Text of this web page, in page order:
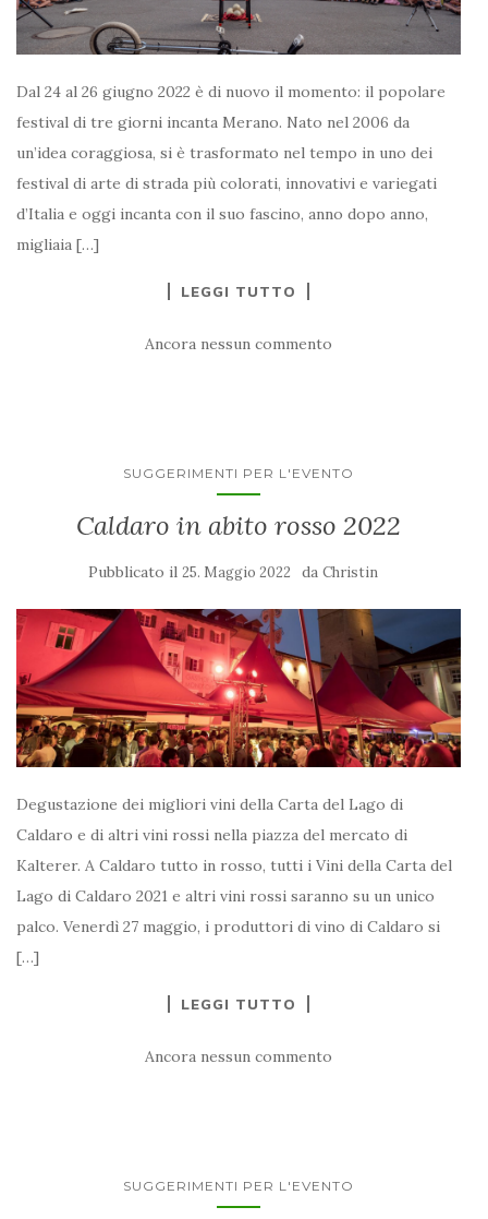
Dal 24 al 26 giugno 2022 è di nuovo il momento: il popolare
festival di tre giorni incanta Merano. Nato nel 2006 da
un’idea coraggiosa, si è trasformato nel tempo in uno dei
festival di arte di strada più colorati, innovativi e variegati
d’Italia e oggi incanta con il suo fascino, anno dopo anno,
migliaia […]
LEGGI TUTTO
Ancora nessun commento
SUGGERIMENTI PER L'EVENTO
Caldaro in abito rosso 2022
Pubblicato il 25. Maggio 2022 da Christin
Degustazione dei migliori vini della Carta del Lago di
Caldaro e di altri vini rossi nella piazza del mercato di
Kalterer. A Caldaro tutto in rosso, tutti i Vini della Carta del
Lago di Caldaro 2021 e altri vini rossi saranno su un unico
palco. Venerdì 27 maggio, i produttori di vino di Caldaro si
[…]
LEGGI TUTTO
Ancora nessun commento
SUGGERIMENTI PER L'EVENTO